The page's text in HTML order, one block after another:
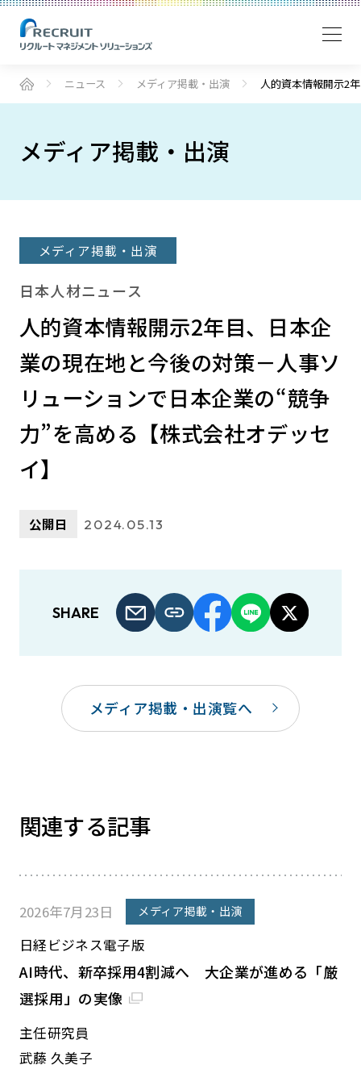
ニュース メディア掲載・出演 人的資本情報開示2
メディア掲載・出演
メディア掲載・出演
日本人材ニュース
人的資本情報開示2年目、日本企
業の現在地と今後の対策－人事ソ
リューションで日本企業の“競争
力”を高める【株式会社オデッセ
イ】
公開日 2024.05.13
SHARE
メディア掲載・出演覧へ
関連する記事
2026年7月23日 メディア掲載・出演
日経ビジネス電子版
AI時代、新卒採用4割減へ 大企業が進める「厳
選採用」の実像
主任研究員
武藤 久美子